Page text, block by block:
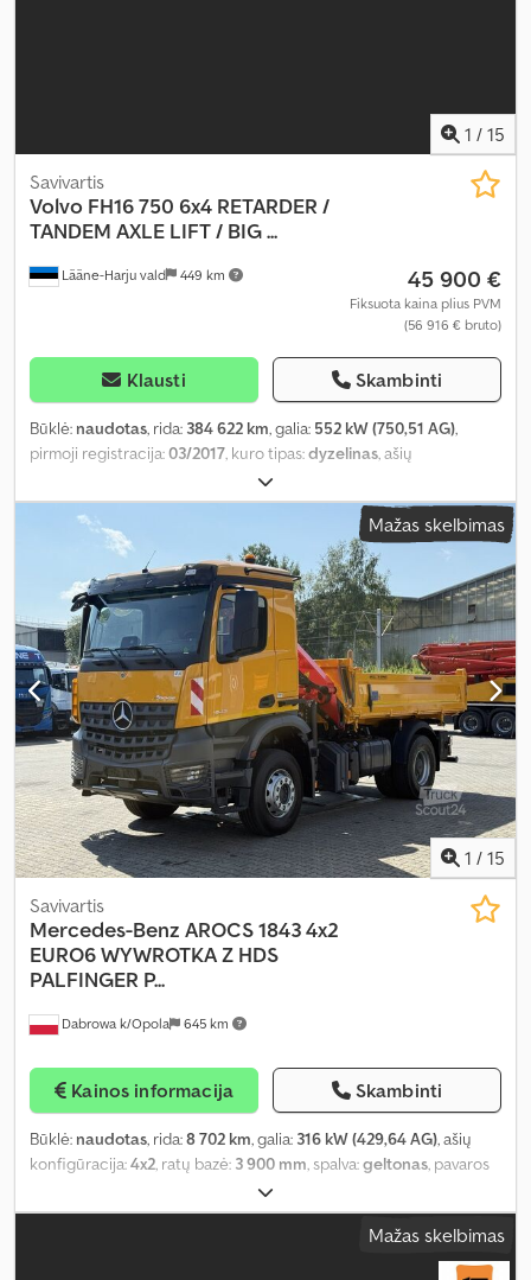
1 / 15
Lääne-Harju vald 449 km
Savivartis
Volvo FH16 750 6x4 RETARDER /
TANDEM AXLE LIFT / BIG ...
45 900 €
Fiksuota kaina plius PVM
(56 916 € bruto)
Klausti Skambinti
Būklė: naudotas, rida: 384 622 km, galia: 552 kW (750,51 AG),
pirmoji registracija:03/2017, kuro tipas:dyzelinas, ašių
3 690 mm
bako talpa:405 l, stabdžiai:retarderis, pavaros tipas:automatinis,
emisijos klasė:
, bendras ilgis:7 800
, bendras plotis: 2 550 mm, krovimo vietos ilgis: 4 850 mm
krovinių skyriaus plotis:2 370 mm, krovos erdvės aukštis: 1 310 mm,
Gamybos metai:2016, Įranga: autonominis šildytuvas, centrinis
užraktas, diferencialo užraktas, elektrinis langų reguliavimas,
elektriškai reguliuojamas veidrodis, kruizo kontrolė, oro
kondicionavimas, oro pagalvė, retarderis, spoileris, sėdynės
šildytuvas,
Mažas skelbimas
1 / 15
Dabrowa k/Opola 645 km
Savivartis
Mercedes-Benz AROCS 1843 4x2
EURO6 WYWROTKA Z HDS
PALFINGER P...
Kainos informacija Skambinti
Būklė: naudotas, rida:8 702 km, galia: 316 kW (429,64 AG), ašių
konfigūracija:4x2, ratų bazė: 3 900 mm, spalva:geltonas, pavaros
, emisijos klasė:Euro 6
Įranga:ABS, centrinis užraktas, diferencialo užraktas, elektrinis
langų reguliavimas, elektriškai reguliuojamas veidrodis, oro
Mažas skelbimas